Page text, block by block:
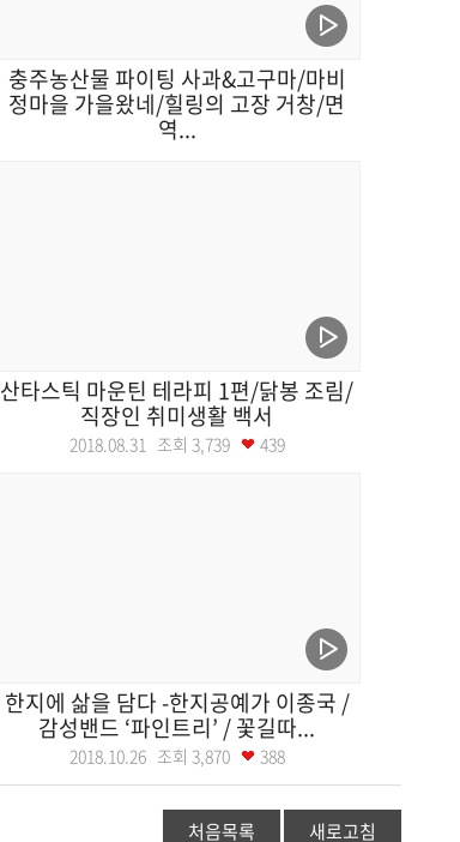
충주농산물 파이팅 사과&고구마/마비
정마을 가을왔네/힐링의 고장 거창/면
역...
산타스틱 마운틴 테라피 1편/닭봉 조림/
직장인 취미생활 백서
2018.08.31 조회 3,739 439
한지에 삶을 담다 -한지공예가 이종국 /
감성밴드 ‘파인트리’ / 꽃길따...
2018.10.26 조회 3,870 388
처음목록 새로고침